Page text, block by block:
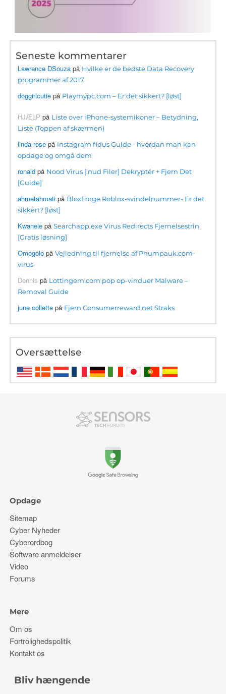
Seneste kommentarer
Lawrence DSouza på Hvilke er de bedste Data Recovery
programmer af 2017
doggirlcutie på Playmypc.com – Er det sikkert? [løst]
HJÆLP på Liste over iPhone-systemikoner – Betydning,
Liste (Toppen af ​​skærmen)
linda rose på Instagram fidus Guide - hvordan man kan
opdage og omgå dem
ronald på Nood Virus [.nud Filer] Dekryptér + Fjern Det
[Guide]
ahmetahmati på BloxForge Roblox-svindelnummer- Er det
sikkert? [løst]
Kwanele påSearchapp.exe Virus Redirects Fjernelsestrin
[Gratis løsning]
Omogolo påVejledning til fjernelse af Phumpauk.com-
virus
Dennis på Lottingem.com pop op-vinduer Malware –
Removal Guide
june collette på Fjern Consumerreward.net Straks
Oversættelse
Opdage
Sitemap
Cyber ​​Nyheder
Cyberordbog
Software anmeldelser
Video
Forums
Mere
Om os
Fortrolighedspolitik
Kontakt os
Bliv hængende